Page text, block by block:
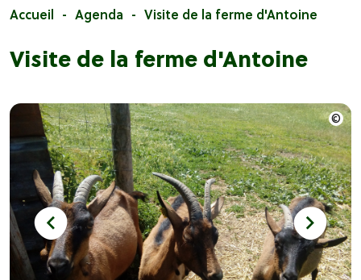
Accueil Agenda Visite de la ferme d'Antoine
Visite de la ferme d'Antoine